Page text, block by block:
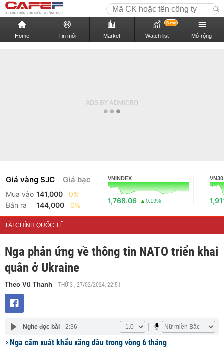
Home Tin mới Market Watch list
New
Mở rộng
Giá vàng SJC Giá bạc
Mua vào 141,000
0%
Bán ra
144,000 0%
VNINDEX
1,768.06 0.19%
VN30
TÀI CHÍNH QUỐC TẾ
Nga phản ứng về thông tin NATO triển khai
quân ở Ukraine
Theo Vũ Thanh - THỨ 3 , 27/02/2024, 22:51
Nghe đọc bài 2:36
Nga cấm xuất khẩu xăng dầu trong vòng 6 tháng